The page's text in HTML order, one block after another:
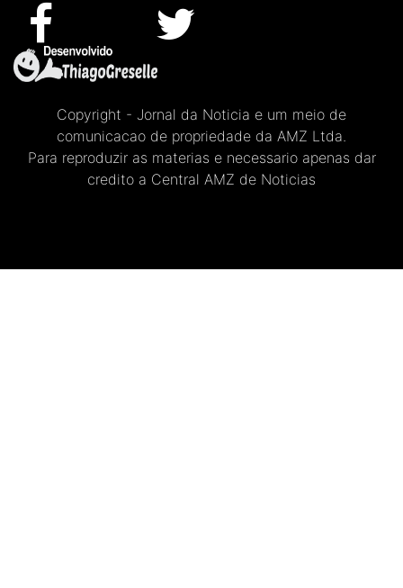
Copyright - Jornal da Noticia e um meio de
comunicacao de propriedade da AMZ Ltda.
Para reproduzir as materias e necessario apenas dar
credito a Central AMZ de Noticias